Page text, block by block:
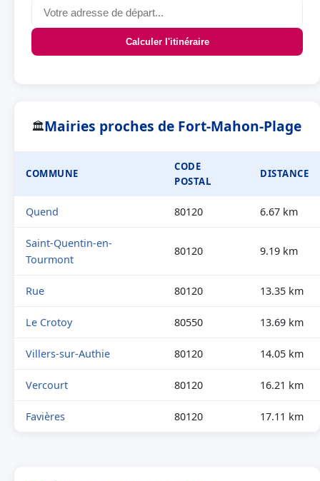
Calculer l'itinéraire
🏛Mairies proches de Fort-Mahon-Plage
COMMUNE
CODE
POSTAL
DISTANCE
Quend 80120 6.67 km
Saint-Quentin-en-
Tourmont
80120 9.19 km
Rue 80120 13.35 km
Le Crotoy 80550 13.69 km
Villers-sur-Authie 80120 14.05 km
Vercourt 80120 16.21 km
Favières 80120 17.11 km